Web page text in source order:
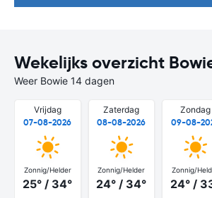
Wekelijks overzicht
Weer Bowie 14 dagen
Vrijdag
07-08-2026
Zonnig/Helder
25° / 34°
Zaterdag
08-08-2026
Zonnig/Helder
24° / 34°
Zondag
09-08-
Zonnig/
24° /